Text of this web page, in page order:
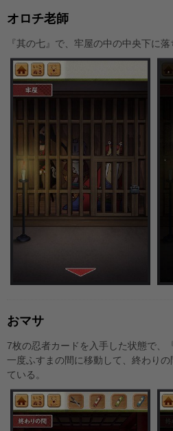
オロチ老師
『其の七』で、牢屋の中の中央下に落
おマサ
7枚の忍者カードを入手した状態で、
一度ふすまの間に移動して、終わり
ている。